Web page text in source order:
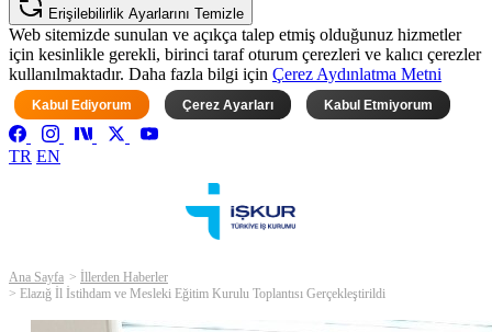
Erişilebilirlik Ayarlarını Temizle
Web sitemizde sunulan ve açıkça talep etmiş olduğunuz hizmetler
için kesinlikle gerekli, birinci taraf oturum çerezleri ve kalıcı çerezler
kullanılmaktadır. Daha fazla bilgi için Çerez Aydınlatma Metni
Kabul Ediyorum Çerez Ayarları Kabul Etmiyorum
TR EN
Ana Sayfa
İllerden Haberler
Elazığ İl İstihdam ve Mesleki Eğitim Kurulu Toplantısı Gerçekleştirildi